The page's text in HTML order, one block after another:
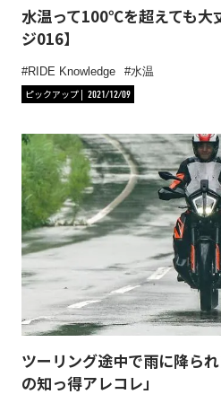
水温って100℃を超えても大
ジ016】
RIDE Knowledge
水温
ピックアップ
2021/12/09
ツーリング途中で雨に降ら
の知っ得アレコレ」